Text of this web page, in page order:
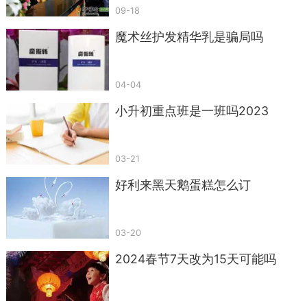
09-18
魔术丝护发精华乳是骗局吗
04-04
小升初重点班是一班吗2023
03-21
好利来黑天鹅蛋糕怎么订
03-20
2024春节7天改为15天可能吗